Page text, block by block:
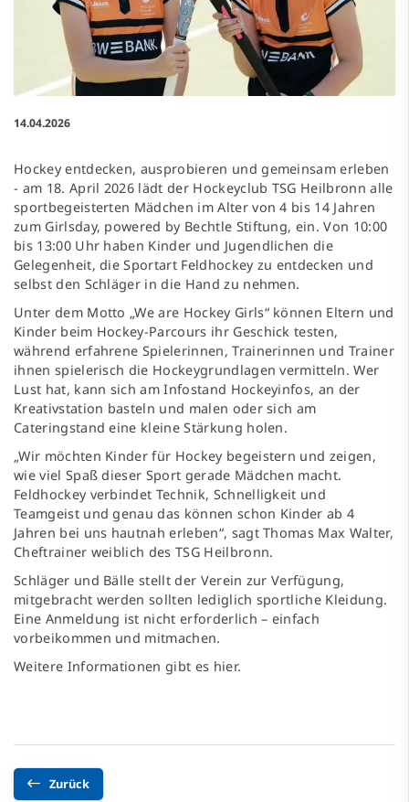
14.04.2026
Hockey entdecken, ausprobieren und gemeinsam erleben
- am 18. April 2026 lädt der Hockeyclub TSG Heilbronn alle
sportbegeisterten Mädchen im Alter von 4 bis 14 Jahren
zum Girlsday, powered by Bechtle Stiftung, ein. Von 10:00
bis 13:00 Uhr haben Kinder und Jugendlichen die
Gelegenheit, die Sportart Feldhockey zu entdecken und
selbst den Schläger in die Hand zu nehmen.
Unter dem Motto „We are Hockey Girls“ können Eltern und
Kinder beim Hockey-Parcours ihr Geschick testen,
während erfahrene Spielerinnen, Trainerinnen und Trainer
ihnen spielerisch die Hockeygrundlagen vermitteln. Wer
Lust hat, kann sich am Infostand Hockeyinfos, an der
Kreativstation basteln und malen oder sich am
Cateringstand eine kleine Stärkung holen.
„Wir möchten Kinder für Hockey begeistern und zeigen,
wie viel Spaß dieser Sport gerade Mädchen macht.
Feldhockey verbindet Technik, Schnelligkeit und
Teamgeist und genau das können schon Kinder ab 4
Jahren bei uns hautnah erleben“, sagt Thomas Max Walter,
Cheftrainer weiblich des TSG Heilbronn.
Schläger und Bälle stellt der Verein zur Verfügung,
mitgebracht werden sollten lediglich sportliche Kleidung.
Eine Anmeldung ist nicht erforderlich – einfach
vorbeikommen und mitmachen.
Weitere Informationen gibt es hier.
Zurück